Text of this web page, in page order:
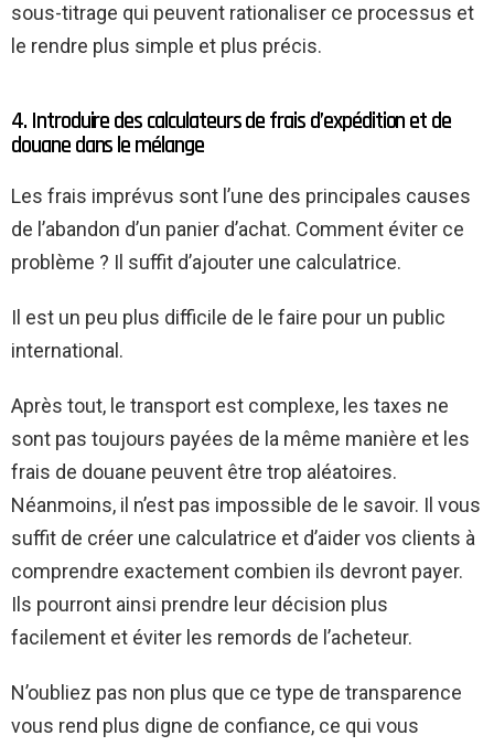
sous-titrage qui peuvent rationaliser ce processus et
le rendre plus simple et plus précis.
4. Introduire des calculateurs de frais d’expédition et de
douane dans le mélange
Les frais imprévus sont l’une des principales causes
de l’abandon d’un panier d’achat. Comment éviter ce
problème ? Il suffit d’ajouter une calculatrice.
Il est un peu plus difficile de le faire pour un public
international.
Après tout, le transport est complexe, les taxes ne
sont pas toujours payées de la même manière et les
frais de douane peuvent être trop aléatoires.
Néanmoins, il n’est pas impossible de le savoir. Il vous
suffit de créer une calculatrice et d’aider vos clients à
comprendre exactement combien ils devront payer.
Ils pourront ainsi prendre leur décision plus
facilement et éviter les remords de l’acheteur.
N’oubliez pas non plus que ce type de transparence
vous rend plus digne de confiance, ce qui vous